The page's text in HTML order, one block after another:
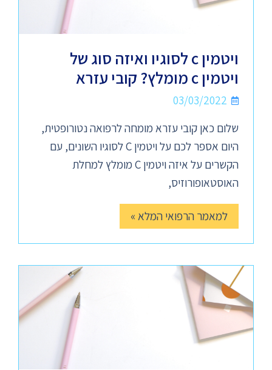
ויטמין c לסוגיו ואיזה סוג של
ויטמין c מומלץ? קובי עזרא
03/03/2022
שלום כאן קובי עזרא מומחה לרפואה נטורופטית,
היום אספר לכם על ויטמין C לסוגיו השונים, עם
הקשרים על איזה ויטמין C מומלץ למחלת
האוסטאופורוזיס,
למאמר הרפואי המלא »